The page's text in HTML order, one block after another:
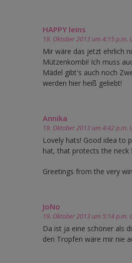
HAPPY leins
19. Oktober 2013 um 4:15 p.m.
Mir wäre das jetzt ehrlich
Mützenkombi! Ich muss
Mädel gibt's auch noch
werden hier heiß geliebt!
Annika
19. Oktober 2013 um 4:42 p.m.
Lovely hats! Good idea to
hat, that protects the neck
Greetings from the very
JoNo
19. Oktober 2013 um 5:14 p.m.
Da ist ja eine schöner als
den Tropfen wäre mir nie